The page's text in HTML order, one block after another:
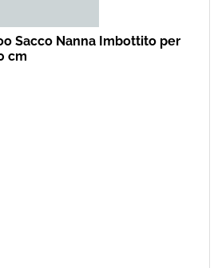
Sacco Nanna Imbottito per
cm